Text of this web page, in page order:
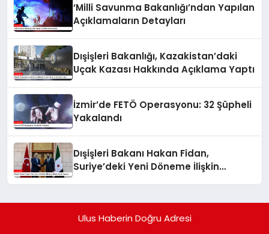
‘Milli Savunma Bakanlığı’ndan Yapılan
Açıklamaların Detayları
Dışişleri Bakanlığı, Kazakistan’daki
Uçak Kazası Hakkında Açıklama Yaptı
İzmir’de FETÖ Operasyonu: 32 Şüpheli
Yakalandı
Dışişleri Bakanı Hakan Fidan,
Suriye’deki Yeni Döneme İlişkin
Ulus Haberin Doğru Adresi